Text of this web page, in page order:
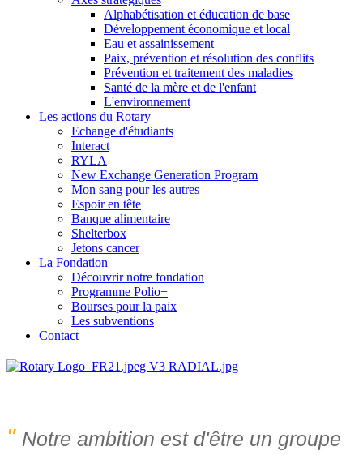
Alphabétisation et éducation de base
Développement économique et local
Eau et assainissement
Paix, prévention et résolution des conflits
Prévention et traitement des maladies
Santé de la mère et de l'enfant
L'environnement
Les actions du Rotary
Echange d'étudiants
Interact
RYLA
New Exchange Generation Program
Mon sang pour les autres
Espoir en tête
Banque alimentaire
Shelterbox
Jetons cancer
La Fondation
Découvrir notre fondation
Programme Polio+
Bourses pour la paix
Les subventions
Contact
" Notre ambition est d'être un groupe